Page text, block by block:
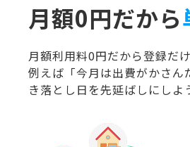
月額0円だから
月額利用料0円だから登録だ
例えば「今月は出費がかさ
き落とし日を先延ばしにし